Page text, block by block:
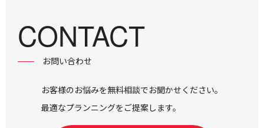
CONTACT
お問い合わせ
お客様のお悩みを無料相談でお聞かせください。
最適なプランニングをご提案します。